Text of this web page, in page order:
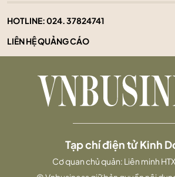
HOTLINE:024. 37824741
LIÊN HỆ QUẢNG CÁO
Tạp chí điện tử Kinh
Cơ quan chủ quản: Liên minh